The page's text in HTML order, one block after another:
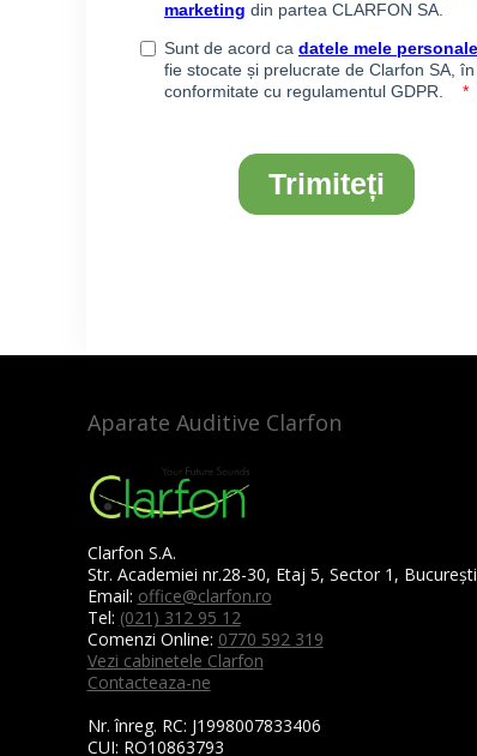
Aparate Auditive Clarfon
Clarfon S.A.
Str. Academiei nr.28-30, Etaj 5, Sector 1, București
Email: office@clarfon.ro
Tel: (021) 312 95 12
Comenzi Online: 0770 592 319
Vezi cabinetele Clarfon
Contacteaza-ne
Nr. înreg. RC: J1998007833406
CUI: RO10863793